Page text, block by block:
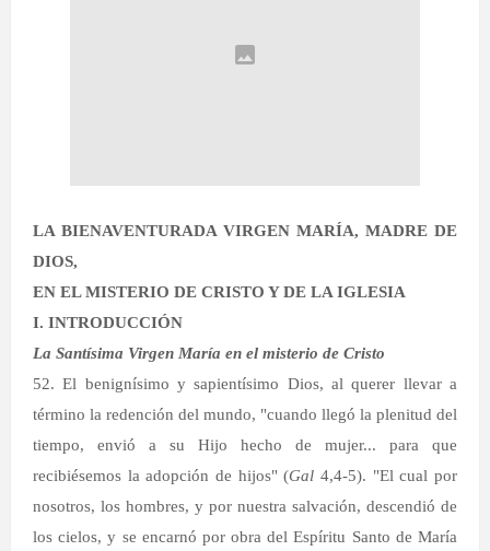
LA BIENAVENTURADA VIRGEN MARÍA, MADRE DE
DIOS,
EN EL MISTERIO DE CRISTO Y DE LA IGLESIA
I. INTRODUCCIÓN
La Santísima Virgen María en el misterio de Cristo
52. El benignísimo y sapientísimo Dios, al querer llevar a
término la redención del mundo, "cuando llegó la plenitud del
tiempo, envió a su Hijo hecho de mujer... para que
recibiésemos la adopción de hijos" (Gal 4,4-5). "El cual por
nosotros, los hombres, y por nuestra salvación, descendió de
los cielos, y se encarnó por obra del Espíritu Santo de María